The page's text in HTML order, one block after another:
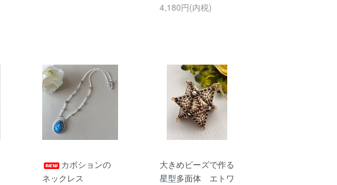
4,180円(内税)
カボションの
ネックレス
大きめビーズで作る
星型多面体 エトワ